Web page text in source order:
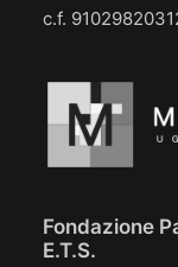
c.f.
Fondazione
E.T.S.